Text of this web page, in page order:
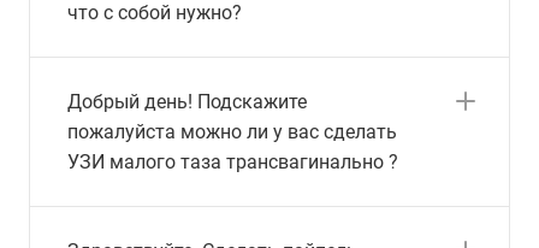
что с собой нужно?
Добрый день! Подскажите
пожалуйста можно ли у вас сделать
УЗИ малого таза трансвагинально ?